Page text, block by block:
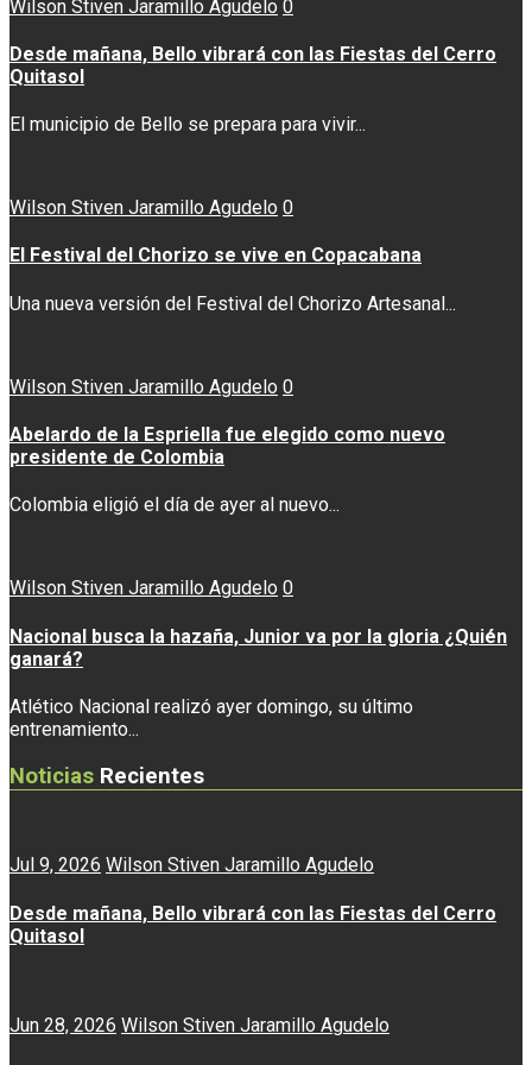
Wilson Stiven Jaramillo Agudelo 0
Desde mañana, Bello vibrará con las Fiestas del Cerro
Quitasol
El municipio de Bello se prepara para vivir...
Wilson Stiven Jaramillo Agudelo 0
El Festival del Chorizo se vive en Copacabana
Una nueva versión del Festival del Chorizo Artesanal...
Wilson Stiven Jaramillo Agudelo 0
Abelardo de la Espriella fue elegido como nuevo
presidente de Colombia
Colombia eligió el día de ayer al nuevo...
Wilson Stiven Jaramillo Agudelo 0
Nacional busca la hazaña, Junior va por la gloria ¿Quién
ganará?
Atlético Nacional realizó ayer domingo, su último
entrenamiento...
Noticias Recientes
Jul 9, 2026 Wilson Stiven Jaramillo Agudelo
Desde mañana, Bello vibrará con las Fiestas del Cerro
Quitasol
Jun 28, 2026 Wilson Stiven Jaramillo Agudelo